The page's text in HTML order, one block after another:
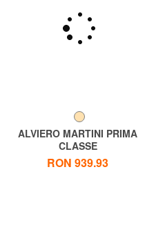
ALVIERO MARTINI PRIMA
CLASSE
ALVIERO MARTINI 1 ^ CLASA
Geo NEO CASUAL, Geantă
RON 939.93